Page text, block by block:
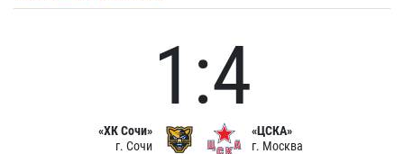
«ХК Сочи»
г. Сочи
1:4
«ЦСКА»
г. Москва